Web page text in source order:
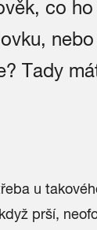
co ho
Tady
u
prší,